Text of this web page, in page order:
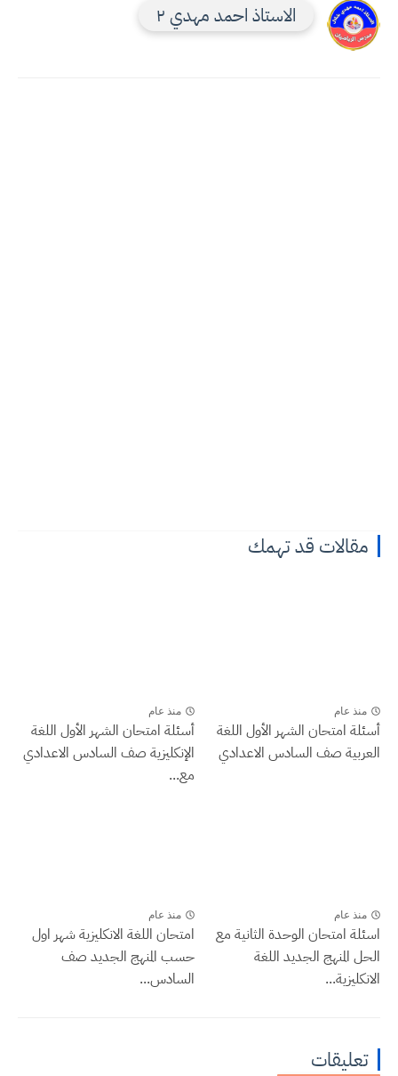
الاستاذ احمد مهدي ٢
مقالات قد تهمك
منذ عام
أسئلة امتحان الشهر الأول اللغة
العربية صف السادس الاعدادي
منذ عام
أسئلة امتحان الشهر الأول اللغة
الإنكليزية صف السادس الاعدادي
مع...
منذ عام
اسئلة امتحان الوحدة الثانية مع
الحل المنهج الجديد اللغة
الانكليزية...
منذ عام
امتحان اللغة الانكليزية شهر اول
حسب المنهج الجديد صف
السادس...
تعليقات